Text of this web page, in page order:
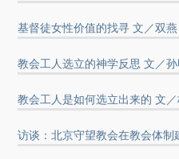
基督徒女性价值的找寻 文／双燕
教会工人选立的神学反思 文／孙
教会工人是如何选立出来的 文
访谈：北京守望教会在教会体制